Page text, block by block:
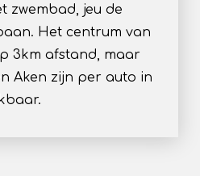
zwembad, jeu de
Het centrum van
3km afstand, maar
Aken zijn per auto in